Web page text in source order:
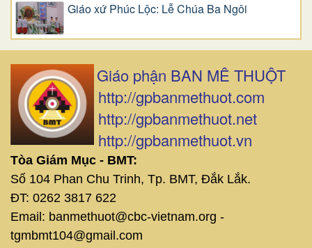
Giáo xứ Phúc Lộc: Lễ Chúa Ba Ngôi
Giáo phận BAN MÊ THUỘT
http://gpbanmethuot.com
http://gpbanmethuot.net
http://gpbanmethuot.vn
Tòa Giám Mục - BMT:
Số 104 Phan Chu Trinh, Tp. BMT, Đắk Lắk.
ĐT: 0262 3817 622
Email: banmethuot@cbc-vietnam.org -
tgmbmt104@gmail.com